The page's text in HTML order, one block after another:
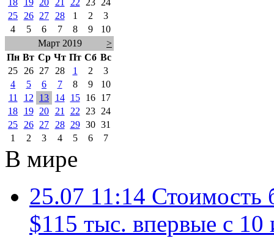
25
26 27 28 1 2
3
4
5 6 7 8 9
10
Март 2019
>
Пн Вт Ср Чт Пт Сб Вс
25
26 27 28 1 2
3
4
5 6 7 8 9
10
11
12 13 14 15 16
17
18
19 20 21 22 23
24
25
26 27 28 29 30 31
1
2 3 4 5 6 7
В мире
25.07 11:14 Стоимость
$115 тыс. впервые с 10